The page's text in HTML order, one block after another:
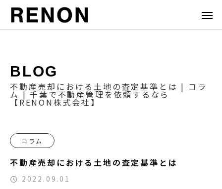
BLOG
不動産売却における土地の査定基準とは | コラ
ム | 千葉で不動産管理を依頼するなら
【RENON株式会社】
コラム
不動産売却における土地の査定基準とは
2022.09.01